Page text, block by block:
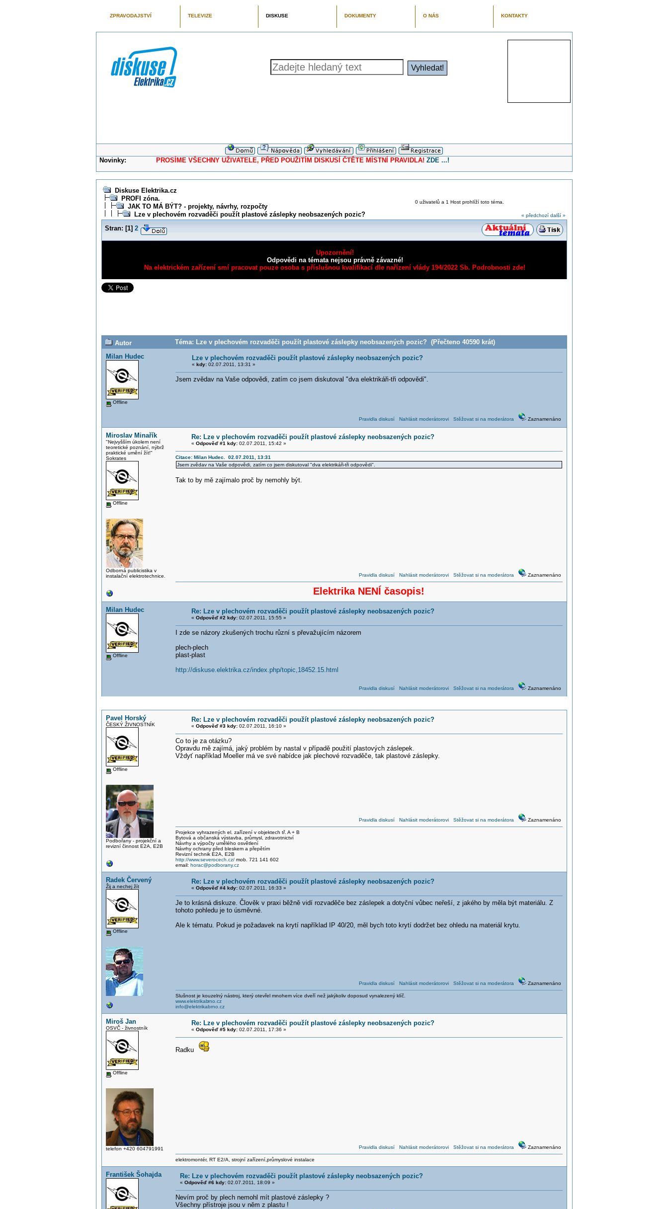
ZPRAVODAJSTVÍ TELEVIZE DISKUSE DOKUMENTY O NÁS KONTAKTY
Novinky: PROSÍME VŠECHNY UŽIVATELE, PŘED POUŽITÍM DISKUSÍ ČTĚTE MÍSTNÍ PRAVIDLA! ZDE ...!
Diskuse Elektrika.cz
PROFI zóna.
JAK TO MÁ BÝT? - projekty, návrhy, rozpočty
Lze v plechovém rozvaděči použít plastové záslepky neobsazených pozic?
0 uživatelů a 1 Host prohlíží toto téma.
« předchozí další »
Stran: [1] 2
Upozornění!
Odpovědi na témata nejsou právně závazné!
Na elektrickém zařízení smí pracovat pouze osoba s příslušnou kvalifikací dle nařízení vlády 194/2022 Sb. Podrobnosti zde!
Autor
Téma: Lze v plechovém rozvaděči použít plastové záslepky neobsazených pozic? (Přečteno 40590 krát)
Milan Hudec
Offline
Lze v plechovém rozvaděči použít plastové záslepky neobsazených pozic?
« kdy:02.07.2011, 13:31 »
Jsem zvědav na Vaše odpovědi, zatím co jsem diskutoval "dva elektrikáři-tři odpovědi".
Pravidla diskusí Nahlásit moderátorovi Stěžovat si na moderátora Zaznamenáno
Miroslav Minařík
"Nejvyšším úkolem není
teoretické poznání, nýbrž
praktické umění žít!"
Sokrates
Offline
Odborná publicistika v
instalační elektrotechnice.
Re: Lze v plechovém rozvaděči použít plastové záslepky neobsazených pozic?
« Odpověď #1 kdy:02.07.2011, 15:42 »
Citace: Milan Hudec. 02.07.2011, 13:31
Jsem zvědav na Vaše odpovědi, zatím co jsem diskutoval "dva elektrikáři-tři odpovědi".
Tak to by mě zajímalo proč by nemohly být.
Pravidla diskusí Nahlásit moderátorovi Stěžovat si na moderátora Zaznamenáno
Elektrika NENÍ časopis!
Milan Hudec
Offline
Re: Lze v plechovém rozvaděči použít plastové záslepky neobsazených pozic?
« Odpověď #2 kdy:02.07.2011, 15:55 »
I zde se názory zkušených trochu různí s převažujícím názorem
plech-plech
plast-plast
http://diskuse.elektrika.cz/index.php/topic,18452.15.html
Pravidla diskusí Nahlásit moderátorovi Stěžovat si na moderátora Zaznamenáno
Pavel Horský
ČESKÝ ŽIVNOSTNÍK
Offline
Podbořany - projekční a
revizní činnost E2A, E2B
Re: Lze v plechovém rozvaděči použít plastové záslepky neobsazených pozic?
« Odpověď #3 kdy:02.07.2011, 16:10 »
Co to je za otázku?
Opravdu mě zajímá, jaký problém by nastal v případě použití plastových záslepek.
Vždyť například Moeller má ve své nabídce jak plechové rozvaděče, tak plastové záslepky.
Pravidla diskusí Nahlásit moderátorovi Stěžovat si na moderátora Zaznamenáno
Projekce vyhrazených el. zařízení v objektech tř. A + B
Bytová a občanská výstavba, průmysl, zdravotnictví
Návrhy a výpočty umělého osvětlení
Návrhy ochrany před bleskem a přepětím
Revizní technik E2A, E2B
http://www.severocech.cz/mob. 721 141 602
email: horac@podborany.cz
Radek Červený
Žij a nechej žít
Offline
Re: Lze v plechovém rozvaděči použít plastové záslepky neobsazených pozic?
« Odpověď #4 kdy:02.07.2011, 16:33 »
Je to krásná diskuze. Člověk v praxi běžně vidí rozvaděče bez záslepek a dotyční vůbec neřeší, z jakého by měla být materiálu. Z
tohoto pohledu je to úsměvné.
Ale k tématu. Pokud je požadavek na krytí například IP 40/20, měl bych toto krytí dodržet bez ohledu na materiál krytu.
Pravidla diskusí Nahlásit moderátorovi Stěžovat si na moderátora Zaznamenáno
Slušnost je kouzelný nástroj, který otevřel mnohem více dveří než jakýkoliv doposud vynalezený klíč.
www.elektrikabrno.cz
info@elektrikabrno.cz
Miroš Jan
OSVČ - živnostník
Offline
telefon +420 604791991
Re: Lze v plechovém rozvaděči použít plastové záslepky neobsazených pozic?
« Odpověď #5 kdy:02.07.2011, 17:36 »
Radku
Pravidla diskusí Nahlásit moderátorovi Stěžovat si na moderátora Zaznamenáno
elektromontér, RT E2/A, strojní zařízení,průmyslové instalace
František Šohajda Re: Lze v plechovém rozvaděči použít plastové záslepky neobsazených pozic?
« Odpověď #6 kdy:02.07.2011, 18:09 »
Nevím proč by plech nemohl mít plastové záslepky ?
Všechny přístroje jsou v něm z plastu !